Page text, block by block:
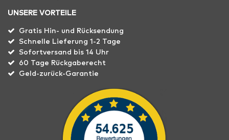
UNSERE VORTEILE
Gratis Hin- und Rücksendung
Schnelle Lieferung 1-2 Tage
Sofortversand bis 14 Uhr
60 Tage Rückgaberecht
Geld-zurück-Garantie